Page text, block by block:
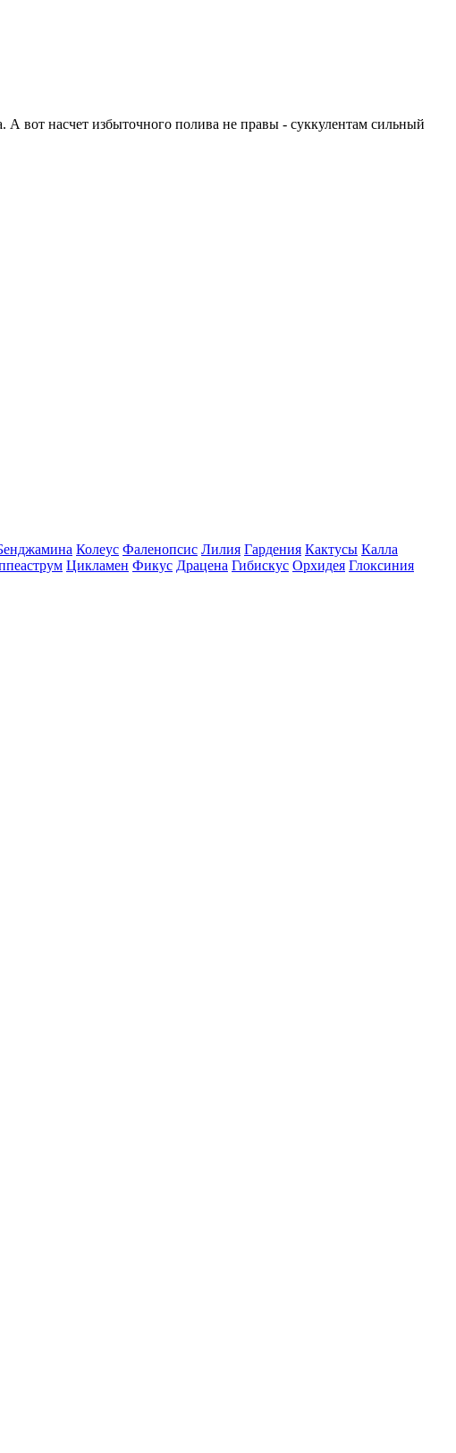
вот насчет избыточного полива не правы - суккулентам сильный
Колеус Фаленопсис Лилия Гардения Кактусы Калла
Цикламен Фикус Драцена Гибискус Орхидея Глоксиния